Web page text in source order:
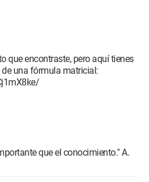
que encontraste, pero aquí tienes
una fórmula matricial:
que el conocimiento." A.